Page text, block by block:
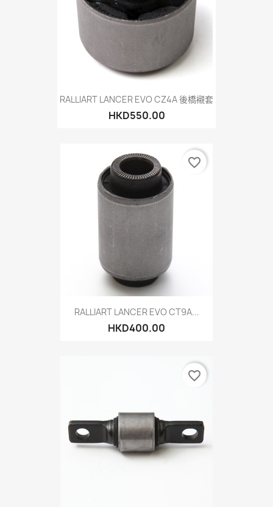
RALLIART LANCER EVO CZ4A 後橋襯套
HKD550.00
RALLIART LANCER EVO CT9A...
HKD400.00
favorite_border
favorite_border